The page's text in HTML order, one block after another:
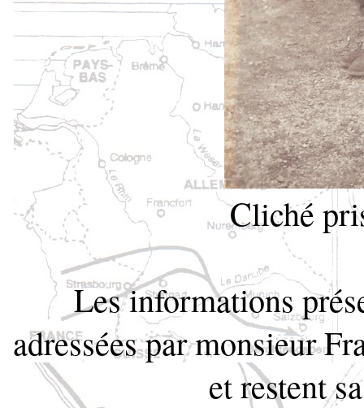
Cliché
Les informations
adressées par monsieur
et restent